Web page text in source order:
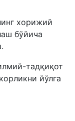
хорижий
бўйича
тадқиқот
йўлга